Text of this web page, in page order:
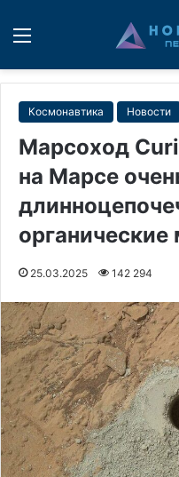
Космонавтика Новости
Марсоход
на Марсе
25.03.2025 142 294